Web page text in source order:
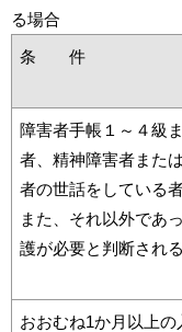
る場合
条 件
障害者手帳１～４級
者、精神障害者また
者の世話をしている者
また、それ以外であ
護が必要と判断され
おおむね1か月以上の